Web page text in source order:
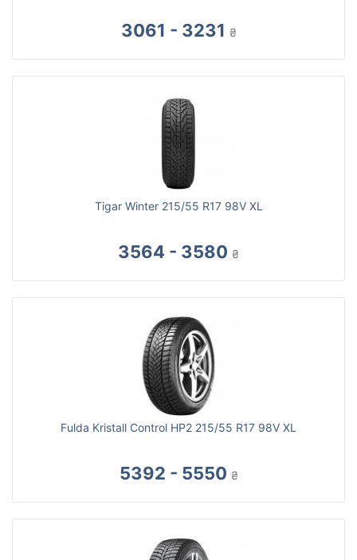
3061 - 3231 ₴
Tigar Winter 215/55 R17 98V XL
3564 - 3580 ₴
Fulda Kristall Control HP2 215/55 R17 98V XL
5392 - 5550 ₴